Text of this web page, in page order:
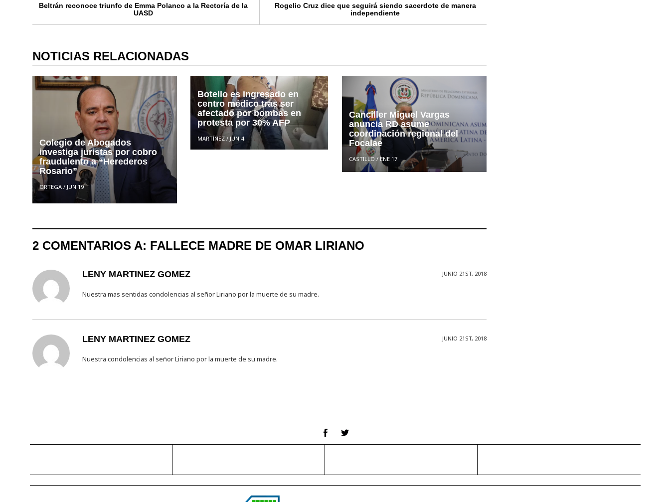
Beltrán reconoce triunfo de Emma Polanco a la Rectoría de la
UASD
Rogelio Cruz dice que seguirá siendo sacerdote de manera
independiente
NOTICIAS RELACIONADAS
Colegio de Abogados
investiga juristas por cobro
fraudulento a “Herederos
Rosario”
ORTEGA / JUN 19
Botello es ingresado en
centro médico tras ser
afectado por bombas en
protesta por 30% AFP
MARTÍNEZ/ JUN 4
Canciller Miguel Vargas
anuncia RD asume
coordinación regional del
Focalae
CASTILLO / ENE 17
2 COMENTARIOS A: FALLECE MADRE DE OMAR LIRIANO
LENY MARTINEZ GOMEZ JUNIO 21ST, 2018
Nuestra mas sentidas condolencias al señor Liriano por la muerte de su madre.
LENY MARTINEZ GOMEZ JUNIO 21ST, 2018
Nuestra condolencias al señor Liriano por la muerte de su madre.